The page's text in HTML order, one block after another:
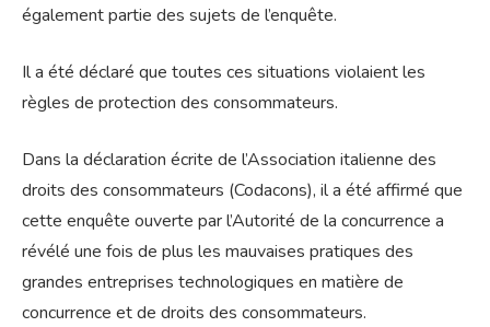
également partie des sujets de l’enquête.
Il a été déclaré que toutes ces situations violaient les
règles de protection des consommateurs.
Dans la déclaration écrite de l’Association italienne des
droits des consommateurs (Codacons), il a été affirmé que
cette enquête ouverte par l’Autorité de la concurrence a
révélé une fois de plus les mauvaises pratiques des
grandes entreprises technologiques en matière de
concurrence et de droits des consommateurs.